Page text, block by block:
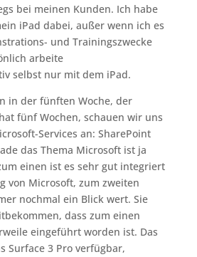
bei meinen Kunden. Ich habe
iPad dabei, außer wenn ich es
und Trainingszwecke
arbeite
selbst nur mit dem iPad.
in der fünften Woche, der
fünf Wochen, schauen wir uns
Services an: SharePoint
das Thema Microsoft ist ja
einen ist es sehr gut integriert
von Microsoft, zum zweiten
nochmal ein Blick wert. Sie
dass zum einen
eingeführt worden ist. Das
Surface 3 Pro verfügbar,